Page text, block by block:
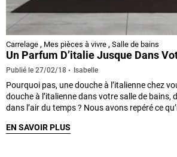
Carrelage , Mes pièces à vivre , Salle de bains
Un Parfum D’italie Jusque Dans
Publié le 27/02/18 Isabelle
Pourquoi pas, une douche à l’italienne chez
douche à l’italienne dans votre salle de bains,
dans l’air du temps ? Nous avons repéré ce
EN SAVOIR PLUS